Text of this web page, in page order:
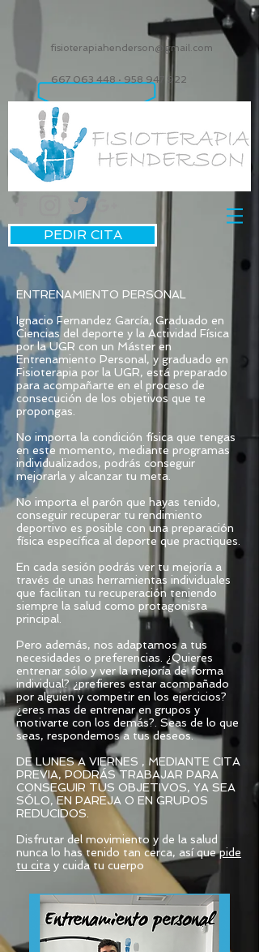
fisioterapiahenderson@gmail.com
667 063 448·958 947 922
PEDIR CITA
ENTRENAMIENTO PERSONAL
Ignacio Fernandez García, Graduado en
Ciencias del deporte y la Actividad Física
por la UGR con un Máster en
Entrenamiento Personal, y graduado en
Fisioterapia por la UGR, está preparado
para acompañarte en el proceso de
consecución de los objetivos que te
propongas.
No importa la condición física que tengas
en este momento, mediante programas
individualizados, podrás conseguir
mejorarla y alcanzar tu meta.
No importa el parón que hayas tenido,
conseguir recuperar tu rendimiento
deportivo es posible con una preparación
física específica al deporte que practiques.
En cada sesión podrás ver tu mejoría a
través de unas herramientas individuales
que facilitan tu recuperación teniendo
siempre la salud como protagonista
principal.
Pero además, nos adaptamos a tus
necesidades o preferencias. ¿Quieres
entrenar sólo y ver la mejoría de forma
individual? ¿prefieres estar acompañado
por alguien y competir en los ejercicios?
¿eres mas de entrenar en grupos y
motivarte con los demás?. Seas de lo que
seas, respondemos a tus deseos.
DE LUNES A VIERNES , MEDIANTE CITA
PREVIA, PODRÁS TRABAJAR PARA
CONSEGUIR TUS OBJETIVOS, YA SEA
SÓLO, EN PAREJA O EN GRUPOS
REDUCIDOS.
Disfrutar del movimiento y de la salud
nunca lo has tenido tan cerca, así quepide
tu cita y cuida tu cuerpo